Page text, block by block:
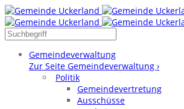
Gemeindeverwaltung
Zur Seite Gemeindeverwaltung ›
Politik
Gemeindevertretung
Ausschüsse